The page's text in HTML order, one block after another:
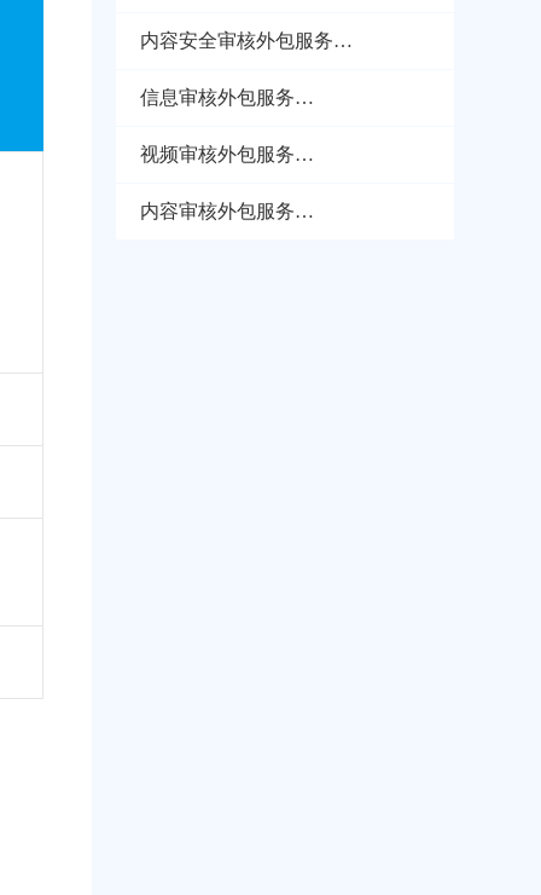
内容安全审核外包服务
信息审核外包服务
视频审核外包服务
内容审核外包服务